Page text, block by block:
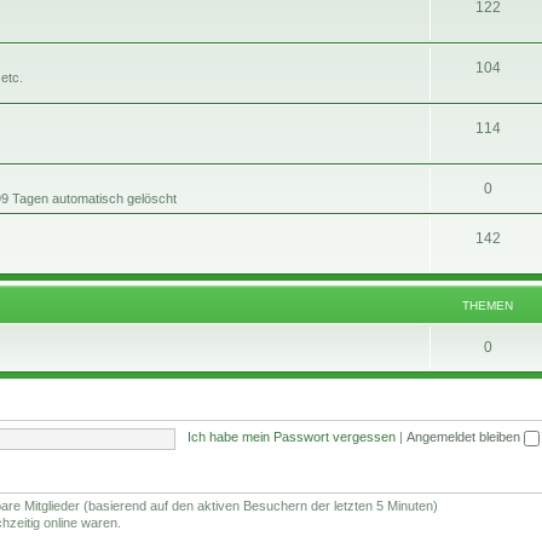
122T
e
m
e
n
104T
e
m
114T
n
Tagen automatisch gelöscht
0T
h
m
e
n
142T
e
THEMEN
0T
h
m
Ich habe mein Passwort vergessen Angemeldet bleiben
Mitglieder (basierend auf den aktiven Besuchern der letzten 5 Minuten)
online waren.